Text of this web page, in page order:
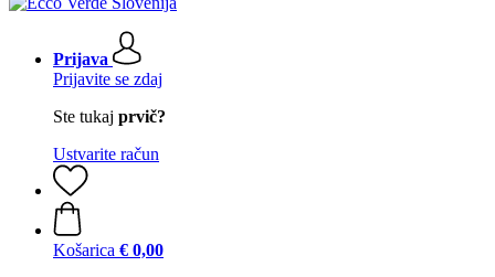
Prijava
Prijavite se zdaj
Ste tukaj prvič?
Ustvarite račun
Košarica € 0,00